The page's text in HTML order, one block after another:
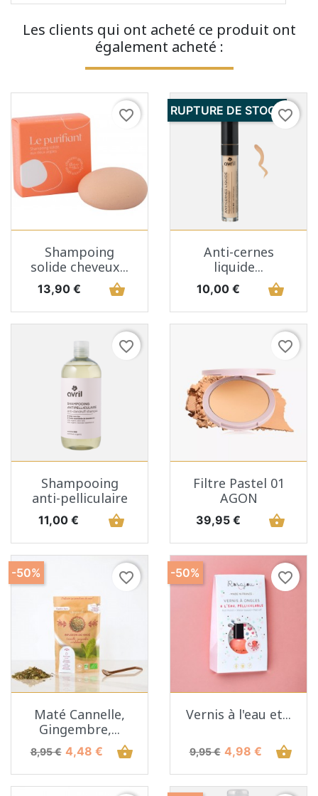
Les clients qui ont acheté ce produit ont
également acheté :
favorite_border
Shampoing
solide cheveux...
Prix
13,90 € shopping_basket
favorite_border
Anti-cernes
liquide...
Prix
10,00 € shopping_basket
RUPTURE DE STOCK
favorite_border
Shampooing
anti-pelliculaire
Prix
11,00 € shopping_basket
favorite_border
Filtre Pastel 01
AGON
Prix
39,95 € shopping_basket
favorite_border
Maté Cannelle,
Gingembre,...
Prix de base
8,95 € Prix
4,48 € shopping_basket
-50% favorite_border
Vernis à l'eau et...
Prix de base
9,95 € Prix
4,98 € shopping_basket
-50%